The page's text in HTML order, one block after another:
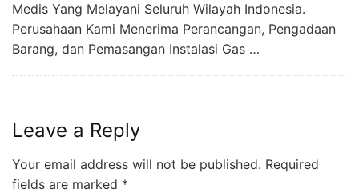
Medis Yang Melayani Seluruh Wilayah Indonesia.
Perusahaan Kami Menerima Perancangan, Pengadaan
Barang, dan Pemasangan Instalasi Gas …
Leave a Reply
Your email address will not be published. Required
fields are marked *